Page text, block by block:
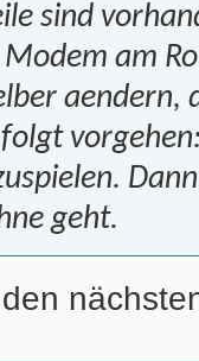
sind
Modem am
aendern,
geht.